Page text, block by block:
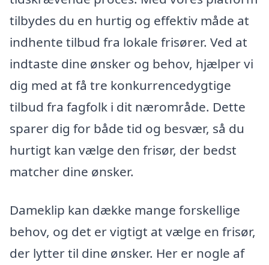
tilbydes du en hurtig og effektiv måde at
indhente tilbud fra lokale frisører. Ved at
indtaste dine ønsker og behov, hjælper vi
dig med at få tre konkurrencedygtige
tilbud fra fagfolk i dit nærområde. Dette
sparer dig for både tid og besvær, så du
hurtigt kan vælge den frisør, der bedst
matcher dine ønsker.
Dameklip kan dække mange forskellige
behov, og det er vigtigt at vælge en frisør,
der lytter til dine ønsker. Her er nogle af